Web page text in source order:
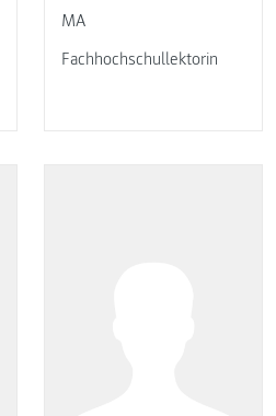
MA
Fachhochschullektorin